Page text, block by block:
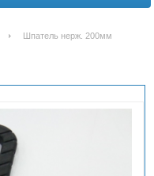
Шпатель нерж. 200мм